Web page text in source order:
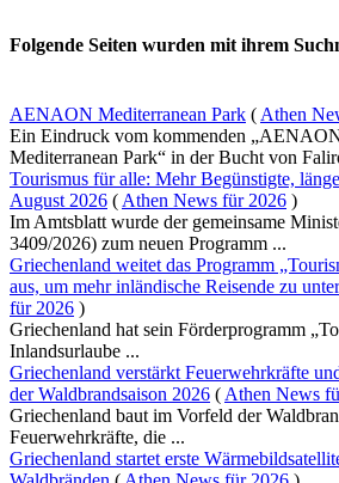
Folgende Seiten wurden mit ihrem
AENAON Mediterranean Park ( Athen
Ein Eindruck vom kommenden
Mediterranean Park“ in der Bucht von
Tourismus für alle: Mehr Begünstigte,
August 2026 ( Athen News für 2026 )
Im Amtsblatt wurde der gemeinsame
3409/2026) zum neuen Programm ...
Griechenland weitet das Programm
aus, um mehr inländische Reisende zu
für 2026 )
Griechenland hat sein Förderprogramm
Inlandsurlaube ...
Griechenland verstärkt Feuerwehrkräfte
der Waldbrandsaison 2026 ( Athen News
Griechenland baut im Vorfeld der
Feuerwehrkräfte, die ...
Griechenland startet erste